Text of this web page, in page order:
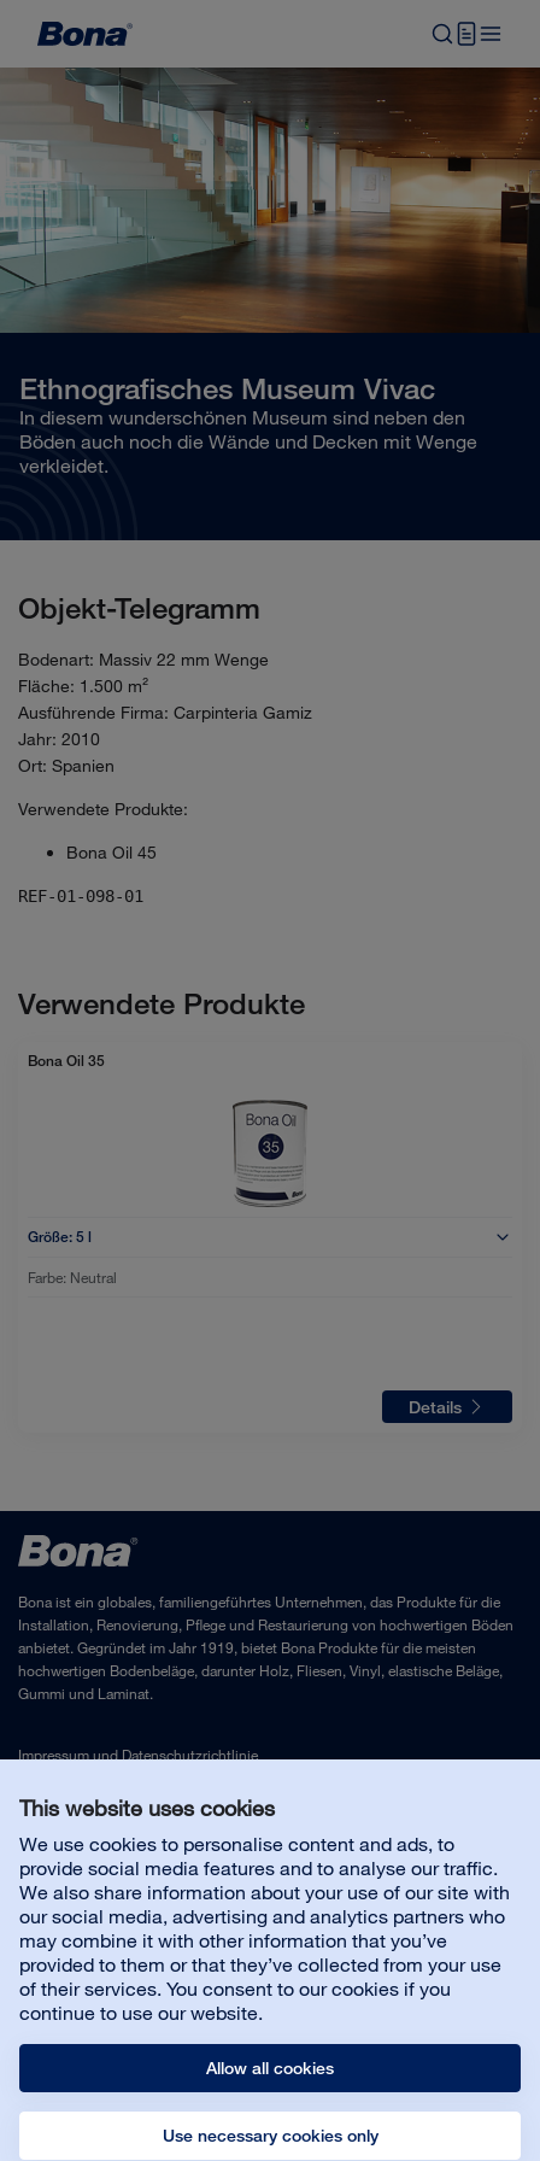
This website uses cookies
We use cookies to personalise content and ads, to
provide social media features and to analyse our traffic.
We also share information about your use of our site with
our social media, advertising and analytics partners who
may combine it with other information that you’ve
provided to them or that they’ve collected from your use
of their services. You consent to our cookies if you
continue to use our website.
Allow all cookies
Use necessary cookies only
Ethnografisches Museum Vivac
In diesem wunderschönen Museum sind neben den
Böden auch noch die Wände und Decken mit Wenge
verkleidet.
Objekt-Telegramm
Bodenart: Massiv 22 mm Wenge
Fläche: 1.500 m²
Ausführende Firma: Carpinteria Gamiz
Jahr: 2010
Ort: Spanien
Verwendete Produkte:
Bona Oil 45
REF-01-098-01
Verwendete Produkte
Bona Oil 35
Größe: 5 l
Farbe: Neutral
Details
Bona ist ein globales, familiengeführtes Unternehmen, das Produkte für die
Installation, Renovierung, Pflege und Restaurierung von hochwertigen Böden
anbietet. Gegründet im Jahr 1919, bietet Bona Produkte für die meisten
hochwertigen Bodenbeläge, darunter Holz, Fliesen, Vinyl, elastische Beläge,
Gummi und Laminat.
Impressumund Datenschutzrichtlinie
Kontakt
Kundenservice
Karriere bei Bona